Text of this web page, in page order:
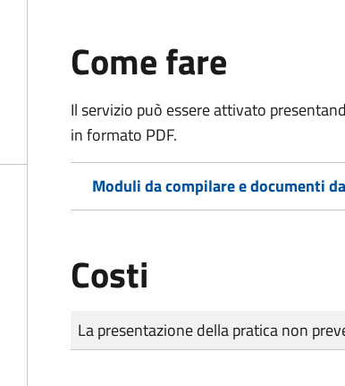
Come fare
Il servizio può essere attivato
in formato PDF.
Moduli da compilare e documenti
Costi
Tipo di pagamento
Importo
La presentazione della pratica non